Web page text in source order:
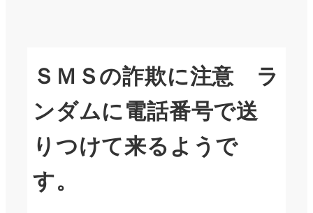
ＳＭＳの詐欺に注意 ラ
ンダムに電話番号で送
りつけて来るようで
す。